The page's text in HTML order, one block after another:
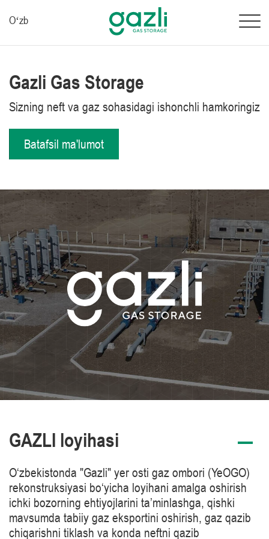
Oʻzb
Gazli Gas Storage
Sizning neft va gaz sohasidagi ishonchli hamkoringiz
Batafsil ma'lumot
GAZLI loyihasi
O‘zbekistonda "Gazli" yer osti gaz ombori (YeOGO)
rekonstruksiyasi bo‘yicha loyihani amalga oshirish
ichki bozorning ehtiyojlarini ta’minlashga, qishki
mavsumda tabiiy gaz eksportini oshirish, gaz qazib
chiqarishni tiklash va konda neftni qazib